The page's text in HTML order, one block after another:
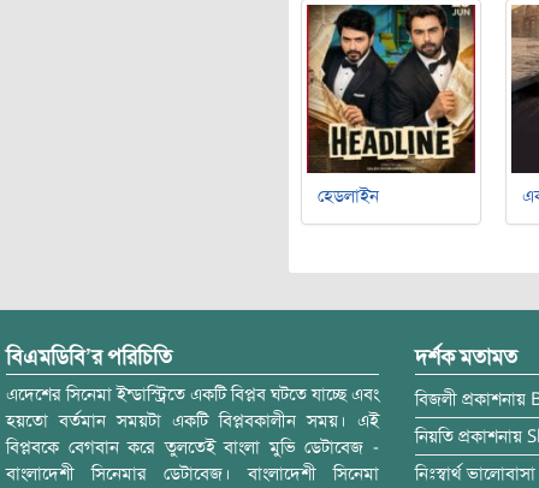
হেডলাইন
বিএমডিবি’র পরিচিতি
এদেশের সিনেমা ইন্ডাস্ট্রিতে একটি বিপ্লব ঘটতে যাচ্ছে এবং
হয়তো বর্তমান সময়টা একটি বিপ্লবকালীন সময়। এই
বিপ্লবকে বেগবান করে তুলতেই বাংলা মুভি ডেটাবেজ -
বাংলাদেশী সিনেমার ডেটাবেজ। বাংলাদেশী সিনেমা
দর্শক মতামত
বিজলী প্রকাশনায়
নিয়তি প্রকাশনায়
নিঃস্বার্থ ভালোবাসা